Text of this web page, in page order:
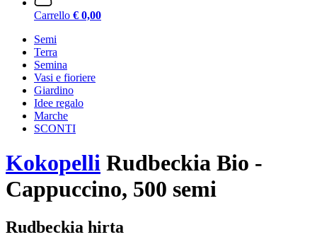
Carrello € 0,00
Semi
Terra
Semina
Vasi e fioriere
Giardino
Idee regalo
Marche
SCONTI
Kokopelli Rudbeckia Bio -
Cappuccino, 500 semi
Rudbeckia hirta